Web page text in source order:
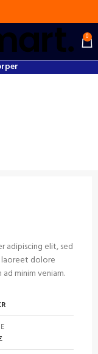
0
adipiscing elit, sed
laoreet dolore
minim veniam.